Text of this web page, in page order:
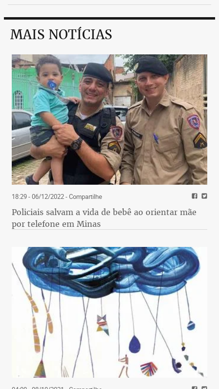
MAIS NOTÍCIAS
18:29 - 06/12/2022- Compartilhe
Policiais salvam a vida de bebê ao orientar mãe
por telefone em Minas